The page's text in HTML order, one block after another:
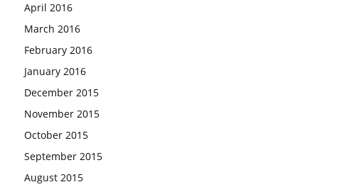
April 2016
March 2016
February 2016
January 2016
December 2015
November 2015
October 2015
September 2015
August 2015